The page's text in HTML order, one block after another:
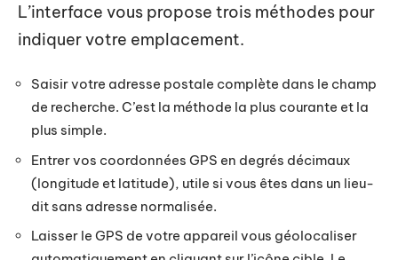
L’interface vous propose trois méthodes pour
indiquer votre emplacement.
Saisir votre adresse postale complète dans le champ
de recherche. C’est la méthode la plus courante et la
plus simple.
Entrer vos coordonnées GPS en degrés décimaux
(longitude et latitude), utile si vous êtes dans un lieu-
dit sans adresse normalisée.
Laisser le GPS de votre appareil vous géolocaliser